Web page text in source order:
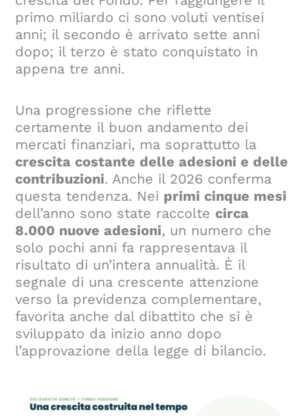
primo miliardo ci sono voluti ventisei
anni; il secondo è arrivato sette anni
dopo; il terzo è stato conquistato in
appena tre anni.
Una progressione che riflette
certamente il buon andamento dei
mercati finanziari, ma soprattutto la
crescita costante delle adesioni e delle
contribuzioni. Anche il 2026 conferma
questa tendenza. Nei primi cinque mesi
dell’anno sono state raccoltecirca
8.000 nuove adesioni, un numero che
solo pochi anni fa rappresentava il
risultato di un’intera annualità. È il
segnale di una crescente attenzione
verso la previdenza complementare,
favorita anche dal dibattito che si è
sviluppato da inizio anno dopo
l’approvazione della legge di bilancio.